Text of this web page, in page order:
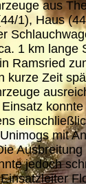
aus
1), Haus
1 km lange
Ramsried
kurze Zeit
mit
jedoch